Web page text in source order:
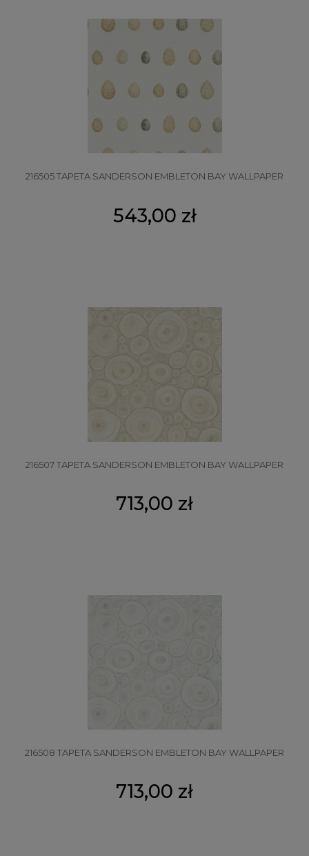
216505 TAPETA SANDERSON EMBLETON BAY WALLPAPER
543,00 zł
216507 TAPETA SANDERSON EMBLETON BAY WALLPAPER
713,00 zł
216508 TAPETA SANDERSON EMBLETON BAY WALLPAPER
713,00 zł